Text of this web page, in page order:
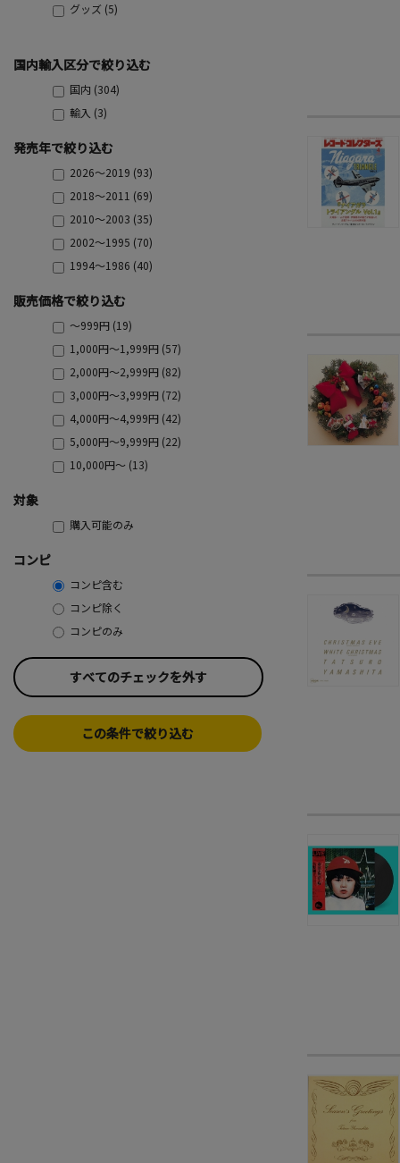
グッズ (5)
国内輸入区分で絞り込む
国内 (304)
輸入 (3)
発売年で絞り込む
2026～2019 (93)
2018～2011 (69)
2010～2003 (35)
2002～1995 (70)
1994～1986 (40)
販売価格で絞り込む
～999円 (19)
1,000円～1,999円 (57)
2,000円～2,999円 (82)
3,000円～3,999円 (72)
4,000円～4,999円 (42)
5,000円～9,999円 (22)
10,000円～ (13)
対象
購入可能のみ
コンピ
コンピ含む
コンピ除く
コンピのみ
すべてのチェックを外す
この条件で絞り込む